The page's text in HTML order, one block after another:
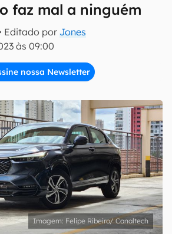
faz mal a ninguém
Editado por Jones
às 09:00
nossa Newsletter
Privacidade do Canaltech.
Felipe Ribeiro/ Canaltech